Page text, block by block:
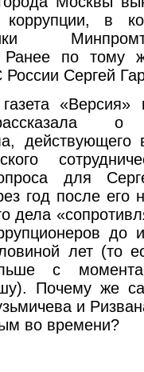
в
Ранее по тому
Сергей
«Версия»
о
действующего
для
год после его
дела
до
лет (то
с момента
Почему же
и
во времени?